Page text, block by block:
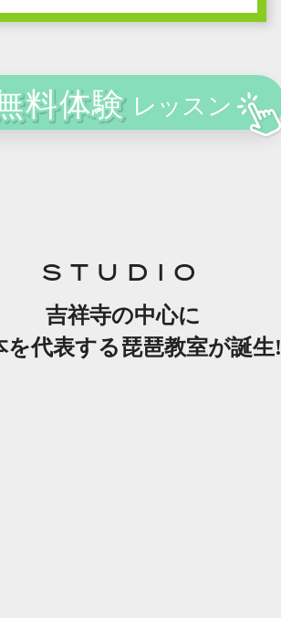
STUDIO
吉祥寺の中心に
を代表する琵琶教室が誕生!